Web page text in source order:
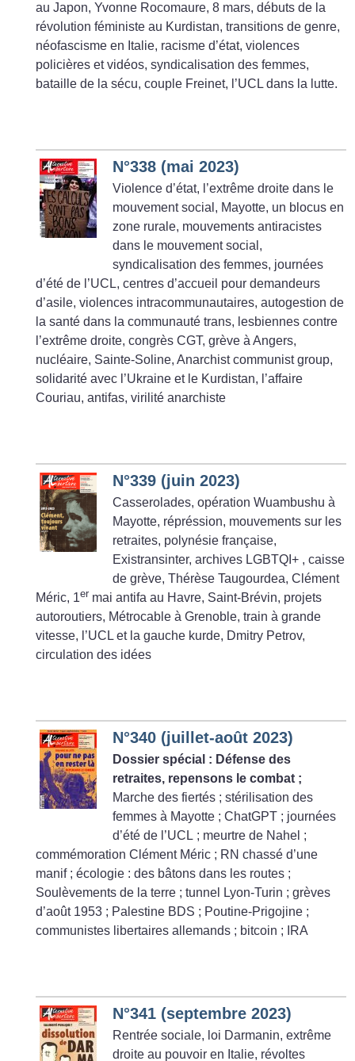
au Japon, Yvonne Rocomaure, 8 mars, débuts de la
révolution féministe au Kurdistan, transitions de genre,
néofascisme en Italie, racisme d’état, violences
policières et vidéos, syndicalisation des femmes,
bataille de la sécu, couple Freinet, l’UCL dans la lutte.
N°338 (mai 2023)
Violence d’état, l’extrême droite dans le
mouvement social, Mayotte, un blocus en
zone rurale, mouvements antiracistes
dans le mouvement social,
syndicalisation des femmes, journées
d’été de l’UCL, centres d’accueil pour demandeurs
d’asile, violences intracommunautaires, autogestion de
la santé dans la communauté trans, lesbiennes contre
l’extrême droite, congrès CGT, grève à Angers,
nucléaire, Sainte-Soline, Anarchist communist group,
solidarité avec l’Ukraine et le Kurdistan, l’affaire
Couriau, antifas, virilité anarchiste
N°339 (juin 2023)
Casserolades, opération Wuambushu à
Mayotte, répréssion, mouvements sur les
retraites, polynésie française,
Existransinter, archives LGBTQI+ , caisse
de grève, Thérèse Taugourdea, Clément
Méric, 1er mai antifa au Havre, Saint-Brévin, projets
autoroutiers, Métrocable à Grenoble, train à grande
vitesse, l’UCL et la gauche kurde, Dmitry Petrov,
circulation des idées
N°340 (juillet-août 2023)
Dossier spécial : Défense des
retraites, repensons le combat ;
Marche des fiertés ; stérilisation des
femmes à Mayotte ; ChatGPT ; journées
d’été de l’UCL ; meurtre de Nahel ;
commémoration Clément Méric ; RN chassé d’une
manif ; écologie : des bâtons dans les routes ;
Soulèvements de la terre ; tunnel Lyon-Turin ; grèves
d’août 1953 ; Palestine BDS ; Poutine-Prigojine ;
communistes libertaires allemands ; bitcoin ; IRA
N°341 (septembre 2023)
Rentrée sociale, loi Darmanin, extrême
droite au pouvoir en Italie, révoltes